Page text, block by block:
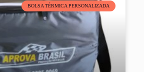
BOLSA TÉRMICA PERSONALIZADA